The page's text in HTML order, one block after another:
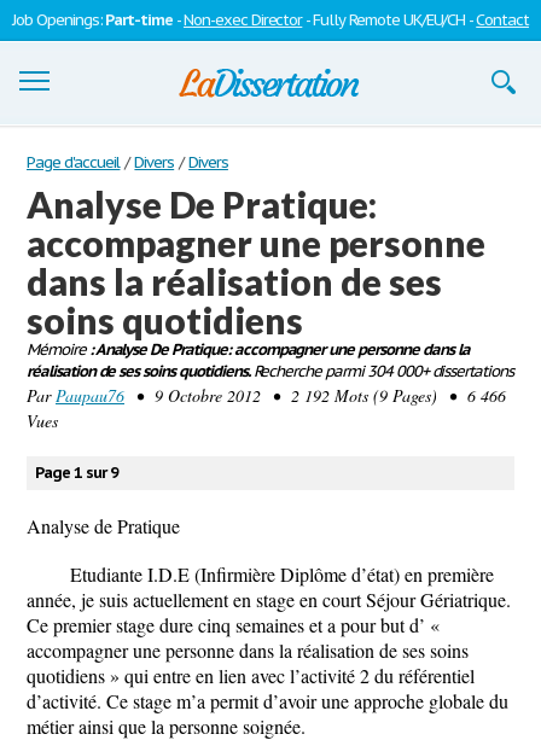
Job Openings:Part-time -Non-exec Director- Fully Remote UK/EU/CH -Contact
Dissertations
S'inscrire
Se connecter
Contactez-nous
Page d'accueil / Divers / Divers
Analyse De Pratique:
accompagner une personne
dans la réalisation de ses
soins quotidiens
Mémoire: Analyse De Pratique: accompagner une personne dans la
réalisation de ses soins quotidiens.Recherche parmi 304 000+ dissertations
ParPaupau76 • 9 Octobre 2012 • 2 192 Mots (9 Pages) • 6 466
Vues
Page 1 sur 9
Analyse de Pratique
Etudiante I.D.E (Infirmière Diplôme d’état) en première
année, je suis actuellement en stage en court Séjour Gériatrique.
Ce premier stage dure cinq semaines et a pour but d’ «
accompagner une personne dans la réalisation de ses soins
quotidiens » qui entre en lien avec l’activité 2 du référentiel
d’activité. Ce stage m’a permit d’avoir une approche globale du
métier ainsi que la personne soignée.